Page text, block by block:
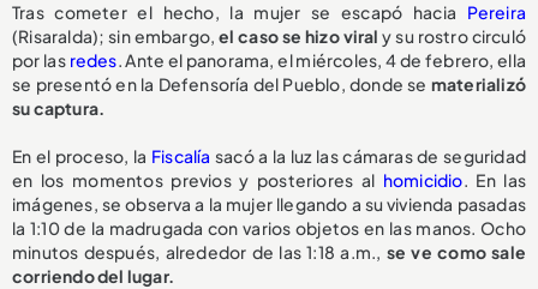
Tras cometer el hecho, la mujer se escapó hacia Pereira
(Risaralda); sin embargo, el caso se hizo viral y su rostro circuló
por las redes. Ante el panorama, el miércoles, 4 de febrero, ella
se presentó en la Defensoría del Pueblo, donde se materializó
su captura.
En el proceso, la Fiscalía sacó a la luz las cámaras de seguridad
en los momentos previos y posteriores al homicidio. En las
imágenes, se observa a la mujer llegando a su vivienda pasadas
la 1:10 de la madrugada con varios objetos en las manos. Ocho
minutos después, alrededor de las 1:18 a.m., se ve como sale
corriendo del lugar.